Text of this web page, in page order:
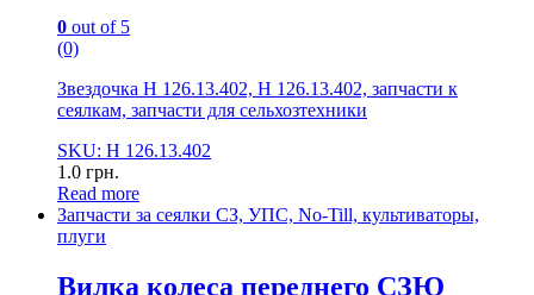
0 out of 5
(0)
Звездочка Н 126.13.402, Н 126.13.402, запчасти к
сеялкам, запчасти для сельхозтехники
SKU: Н 126.13.402
1.0 грн.
Read more
Запчасти за сеялки СЗ, УПС, No-Till, культиваторы,
плуги
Вилка колеса переднего СЗЮ